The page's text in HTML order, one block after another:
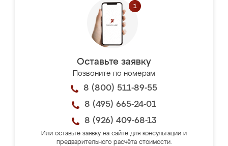
Оставьте заявку
Позвоните по номерам
8 (800) 511-89-55
8 (495) 665-24-01
8 (926) 409-68-13
Или оставьте заявку на сайте для консультации и
предварительного расчёта стоимости.